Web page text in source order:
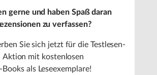
gerne und haben Spaß daran
zu verfassen?
Sie sich jetzt für die Testlesen-
Aktion mit kostenlosen
Books als Leseexemplare!